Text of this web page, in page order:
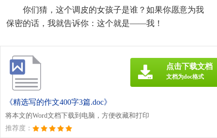
你们猜，这个调皮的女孩子是谁？如果你愿意为我
保密的话，我就告诉你：这个就是——我！
《精选写的作文400字3篇.doc》
将本文的Word文档下载到电脑，方便收藏和打印
推荐度：
点击下载文档
文档为doc格式